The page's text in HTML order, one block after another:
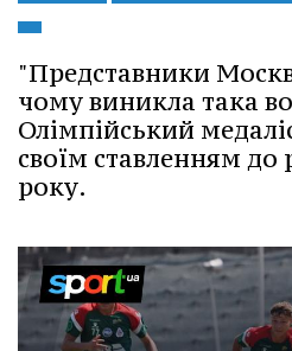
"Представники
чому виникла така
Олімпійський
своїм ставленням до
року.